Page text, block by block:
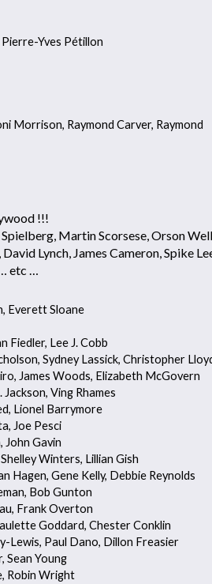
Yves Pétillon
Morrison, Raymond Carver, Raymond
!!!
Martin Scorsese, Orson
Lynch, James Cameron, Spike
etc …
Everett Sloane
Fiedler, Lee J. Cobb
Sydney Lassick, Christopher
James Woods, Elizabeth McGovern
Ving Rhames
Lionel Barrymore
Joe Pesci
John Gavin
Winters, Lillian Gish
Hagen, Gene Kelly, Debbie Reynolds
Bob Gunton
Frank Overton
Goddard, Chester Conklin
Lewis, Paul Dano, Dillon Freasier
Sean Young
Robin Wright